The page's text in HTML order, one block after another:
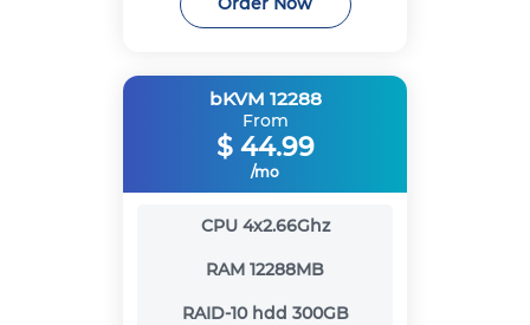
bKVM 12288
From
$ 44.99
/mo
CPU 4x2.66Ghz
RAM 12288MB
RAID-10 hdd 300GB